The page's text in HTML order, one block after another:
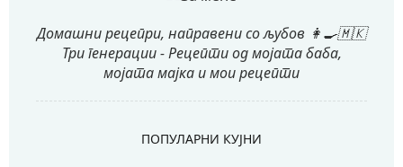
Домашни рецепри, направени со љубов 👩‍🍳🇲🇰
Три генерации - Рецепти од мојата баба,
мојата мајка и мои рецепти
ПОПУЛАРНИ КУЈНИ